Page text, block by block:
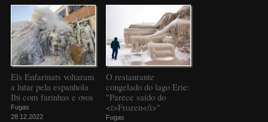
Els Enfarinats voltaram
a lutar pela espanhola
Ibi com farinhas e ovos
Fugas
28.12.2022
O restaurante
congelado do lago Erie:
"Parece saído do
<i>Frozen</i>"
Fugas